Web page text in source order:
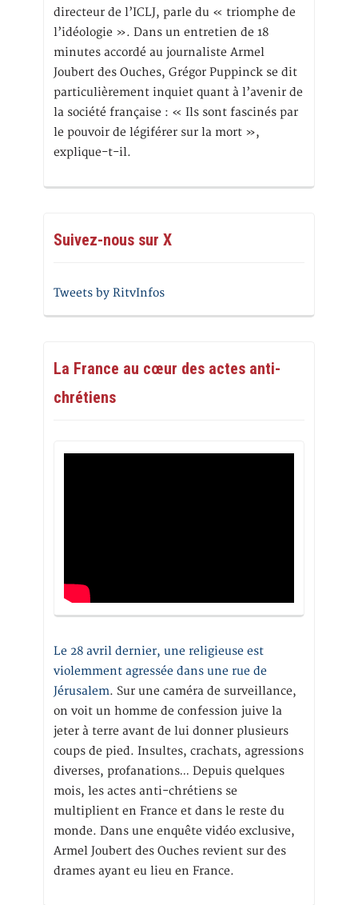
directeur de l’ICLJ, parle du « triomphe de
l’idéologie ». Dans un entretien de 18
minutes accordé au journaliste Armel
Joubert des Ouches, Grégor Puppinck se dit
particulièrement inquiet quant à l’avenir de
la société française : « Ils sont fascinés par
le pouvoir de légiférer sur la mort »,
explique-t-il.
Suivez-nous sur X
Tweets by RitvInfos
La France au cœur des actes anti-
chrétiens
Le 28 avril dernier, une religieuse est
violemment agressée dans une rue de
Jérusalem. Sur une caméra de surveillance,
on voit un homme de confession juive la
jeter à terre avant de lui donner plusieurs
coups de pied. Insultes, crachats, agressions
diverses, profanations… Depuis quelques
mois, les actes anti-chrétiens se
multiplient en France et dans le reste du
monde. Dans une enquête vidéo exclusive,
Armel Joubert des Ouches revient sur des
drames ayant eu lieu en France.